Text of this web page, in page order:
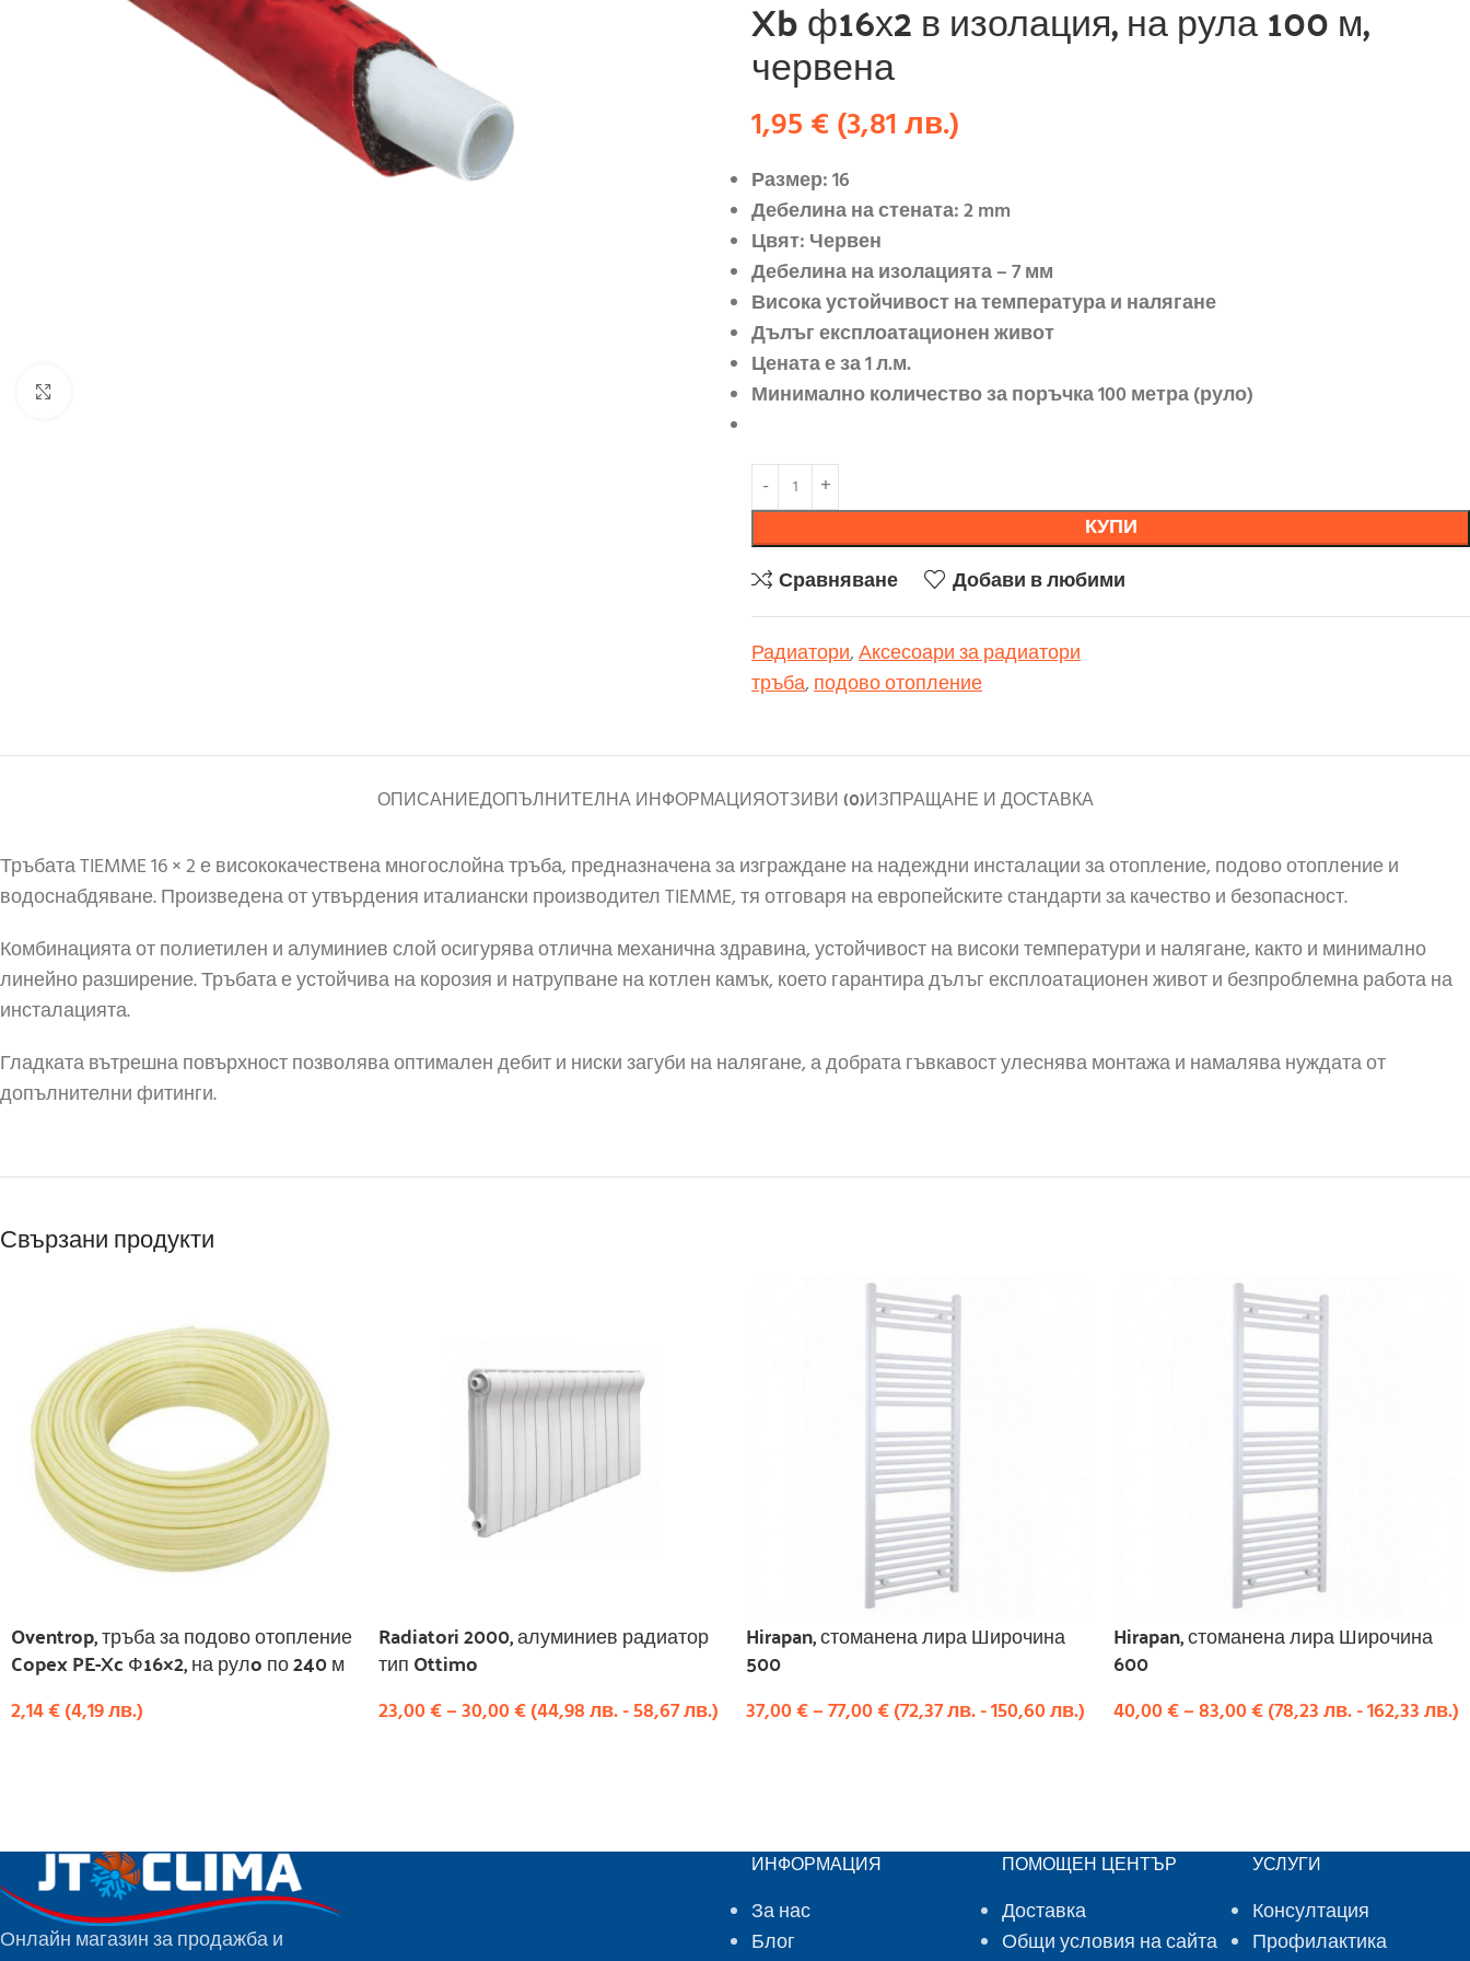
Xb ф16х2 в изолация, на рула 100 м,
червена
1,95 € (3,81лв.)
Размер: 16
Дебелина на стената: 2 mm
Цвят: Червен
Дебелина на изолацията – 7 мм
Висока устойчивост на температура и налягане
Дълъг експлоатационен живот
Цената е за 1 л.м.
Минимално количество за поръчка 100 метра (руло)
КУПИ
Сравняване
Добави в любими
Радиатори,Аксесоари за радиатори
тръба,подово отопление
ОПИСАНИЕДОПЪЛНИТЕЛНА ИНФОРМАЦИЯОТЗИВИ (0)ИЗПРАЩАНЕ И ДОСТАВКА
Тръбата TIEMME 16 × 2 е висококачествена многослойна тръба, предназначена за изграждане на надеждни инсталации за отопление, подово отопление и
водоснабдяване. Произведена от утвърдения италиански производител TIEMME, тя отговаря на европейските стандарти за качество и безопасност.
Комбинацията от полиетилен и алуминиев слой осигурява отлична механична здравина, устойчивост на високи температури и налягане, както и минимално
линейно разширение. Тръбата е устойчива на корозия и натрупване на котлен камък, което гарантира дълъг експлоатационен живот и безпроблемна работа на
инсталацията.
Гладката вътрешна повърхност позволява оптимален дебит и ниски загуби на налягане, а добрата гъвкавост улеснява монтажа и намалява нуждата от
допълнителни фитинги.
Свързани продукти
Oventrop, тръба за подово отопление
Copex PE-Xc Ф16×2, на рулo по 240 м
2,14€(4,19лв.)
Radiatori 2000, алуминиев радиатор
тип Ottimo
23,00€–30,00€(44,98лв.-58,67лв.)
Hirapan, стоманена лира Широчина
500
37,00€–77,00€(72,37лв.-150,60лв.)
Hirapan, стоманена лира Широчина
600
40,00€–83,00€(78,23лв.-162,33лв.)
Онлайн магазин за продажба и
ИНФОРМАЦИЯ
За нас
Блог
ПОМОЩЕН ЦЕНТЪР
Доставка
Общи условия на сайта
УСЛУГИ
Консултация
Профилактика